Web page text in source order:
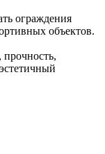
ограждения
объектов.
прочность,